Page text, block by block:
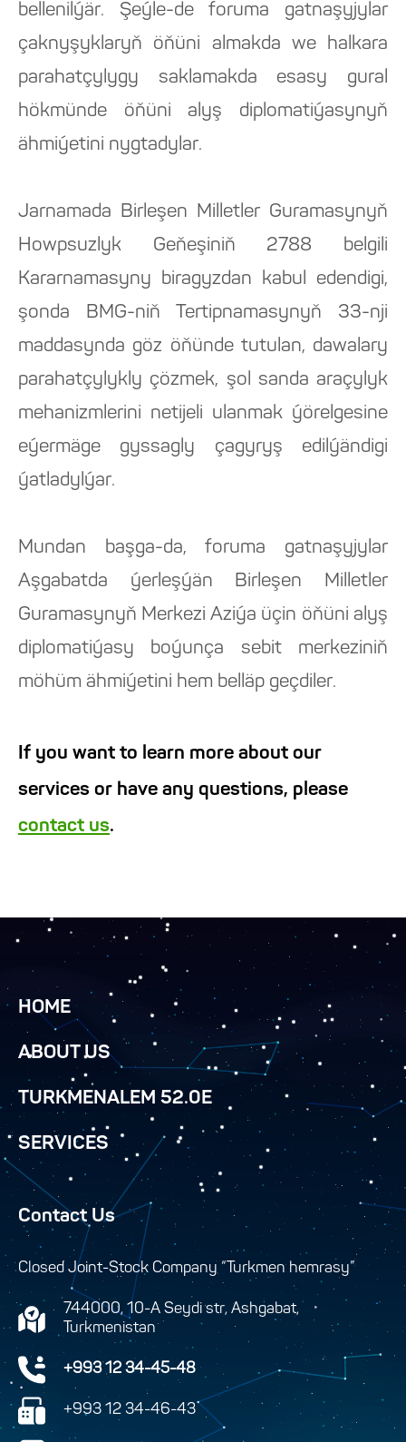
bellenilýär. Şeýle-de foruma gatnaşyjylar
çaknyşyklaryň öňüni almakda we halkara
parahatçylygy saklamakda esasy gural
hökmünde öňüni alyş diplomatiýasynyň
ähmiýetini nygtadylar.
Jarnamada Birleşen Milletler Guramasynyň
Howpsuzlyk Geňeşiniň 2788 belgili
Kararnamasyny biragyzdan kabul edendigi,
şonda BMG-niň Tertipnamasynyň 33-nji
maddasynda göz öňünde tutulan, dawalary
parahatçylykly çözmek, şol sanda araçylyk
mehanizmlerini netijeli ulanmak ýörelgesine
eýermäge gyssagly çagyryş edilýändigi
ýatladylýar.
Mundan başga-da, foruma gatnaşyjylar
Aşgabatda ýerleşýän Birleşen Milletler
Guramasynyň Merkezi Aziýa üçin öňüni alyş
diplomatiýasy boýunça sebit merkeziniň
möhüm ähmiýetini hem belläp geçdiler.
If you want to learn more about our
services or have any questions, please
contact us.
HOME
ABOUT US
TURKMENALEM 52.0E
SERVICES
Contact Us
Closed Joint-Stock Company “Turkmen hemrasy”
744000, 10-A Seydi str, Ashgabat,
Turkmenistan
+993 12 34-45-48
+993 12 34-46-43